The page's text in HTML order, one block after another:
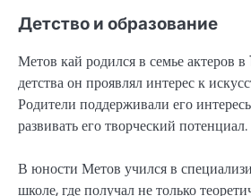
Детство и образование
Метов кай родился в семье актеров
детства он проявлял интерес к
Родители поддерживали его
развивать его творческий потенциал.
В юности Метов учился в
школе, где получал не только